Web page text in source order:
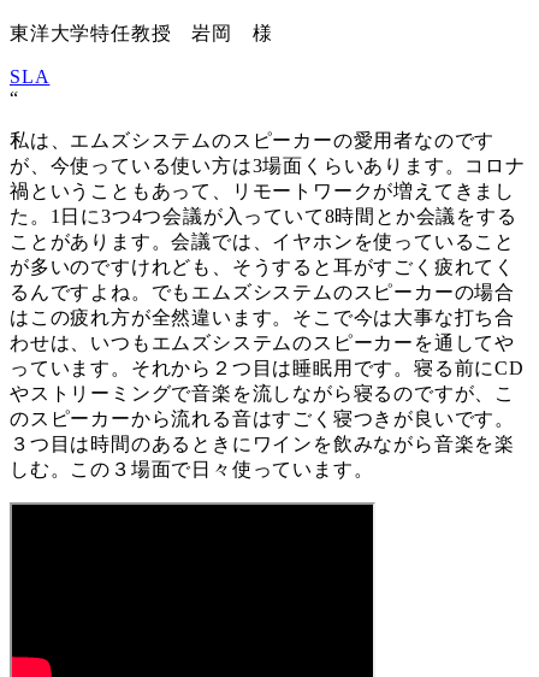
東洋大学特任教授 岩岡 様
SLA
“
私は、エムズシステムのスピーカーの愛用者なのです
が、今使っている使い方は3場面くらいあります。コロナ
禍ということもあって、リモートワークが増えてきまし
た。1日に3つ4つ会議が入っていて8時間とか会議をする
ことがあります。会議では、イヤホンを使っていること
が多いのですけれども、そうすると耳がすごく疲れてく
るんですよね。でもエムズシステムのスピーカーの場合
はこの疲れ方が全然違います。そこで今は大事な打ち合
わせは、いつもエムズシステムのスピーカーを通してや
っています。それから２つ目は睡眠用です。寝る前にCD
やストリーミングで音楽を流しながら寝るのですが、こ
のスピーカーから流れる音はすごく寝つきが良いです。
３つ目は時間のあるときにワインを飲みながら音楽を楽
しむ。この３場面で日々使っています。